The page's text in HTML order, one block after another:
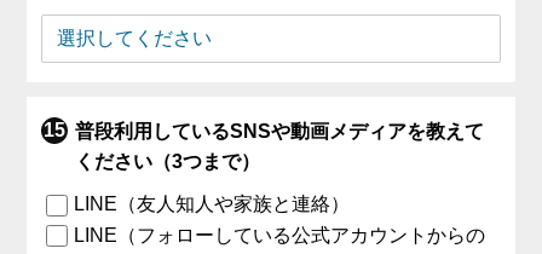
普段利用しているSNSや動画メディアを教えて
ください（3つまで）
LINE（友人知人や家族と連絡）
LINE（フォローしている公式アカウントからの